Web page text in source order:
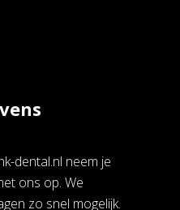
dental.nl neem je
ons op. We
zo snel mogelijk.